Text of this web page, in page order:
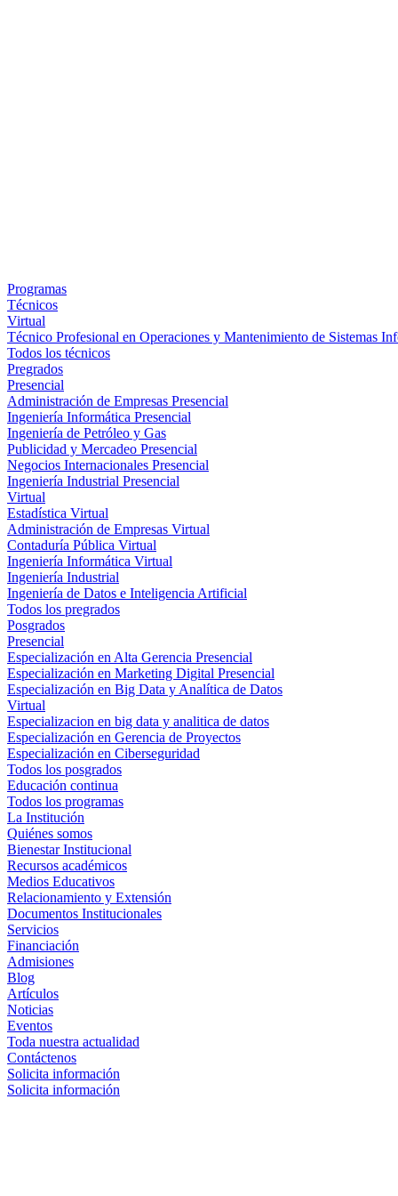
Programas
Técnicos
Virtual
Técnico Profesional en Operaciones y Mantenimiento de Sistemas
Todos los técnicos
Pregrados
Presencial
Administración de Empresas Presencial
Ingeniería Informática Presencial
Ingeniería de Petróleo y Gas
Publicidad y Mercadeo Presencial
Negocios Internacionales Presencial
Ingeniería Industrial Presencial
Virtual
Estadística Virtual
Administración de Empresas Virtual
Contaduría Pública Virtual
Ingeniería Informática Virtual
Ingeniería Industrial
Ingeniería de Datos e Inteligencia Artificial
Todos los pregrados
Posgrados
Presencial
Especialización en Alta Gerencia Presencial
Especialización en Marketing Digital Presencial
Especialización en Big Data y Analítica de Datos
Virtual
Especializacion en big data y analitica de datos
Especialización en Gerencia de Proyectos
Especialización en Ciberseguridad
Todos los posgrados
Educación continua
Todos los programas
La Institución
Quiénes somos
Bienestar Institucional
Recursos académicos
Medios Educativos
Relacionamiento y Extensión
Documentos Institucionales
Servicios
Financiación
Admisiones
Blog
Artículos
Noticias
Eventos
Toda nuestra actualidad
Contáctenos
Solicita información
Solicita información